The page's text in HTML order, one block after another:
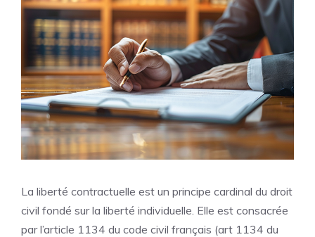
La liberté contractuelle est un principe cardinal du droit
civil fondé sur la liberté individuelle. Elle est consacrée
par l’article 1134 du code civil français (art 1134 du